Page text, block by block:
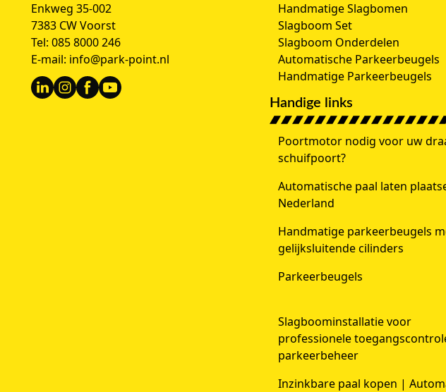
Enkweg 35-002
7383 CW Voorst
Tel: 085 8000 246
E-mail: info@park-point.nl
Handmatige Slagbomen
Slagboom Set
Slagboom Onderdelen
Automatische Parkeerbeugels
Handmatige Parkeerbeugels
Handige links
Poortmotor nodig voor uw
schuifpoort?
Automatische paal laten
Nederland
Handmatige parkeerbeugels
gelijksluitende cilinders
Parkeerbeugels
Slagboominstallatie voor
professionele
parkeerbeheer
Inzinkbare paal kopen |